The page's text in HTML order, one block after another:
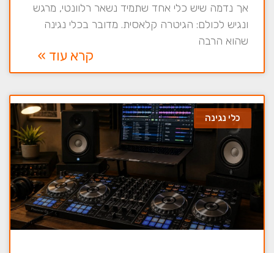
אך נדמה שיש כלי אחד שתמיד נשאר רלוונטי, מרגש
ונגיש לכולם: הגיטרה קלאסית. מדובר בכלי נגינה
שהוא הרבה
קרא עוד »
כלי נגינה